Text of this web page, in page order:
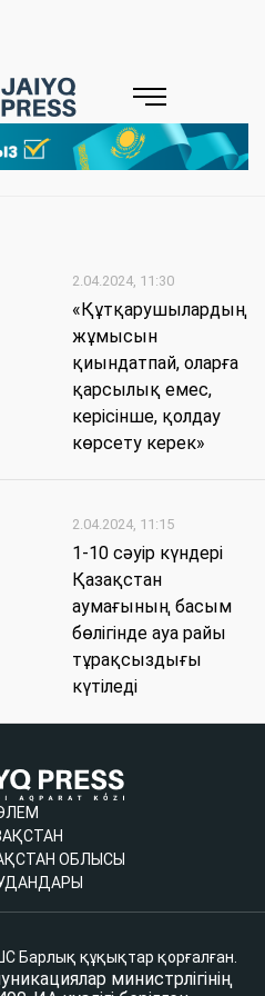
2.04.2024, 11:30
«Құтқарушылардың
жұмысын
қиындатпай, оларға
қарсылық емес,
керісінше, қолдау
көрсету керек»
2.04.2024, 11:15
1-10 сәуір күндері
Қазақстан
аумағының басым
бөлігінде ауа райы
тұрақсыздығы
күтіледі
ОБЛЫСЫ
Барлық құқықтар қорғалған.
министрлігінің